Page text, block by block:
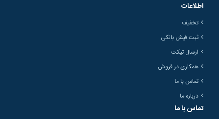
اطلاعات
تخفیف
ثبت فیش بانکی
ارسال تیکت
همکاری در فروش
تماس با ما
درباره ما
تماس با ما